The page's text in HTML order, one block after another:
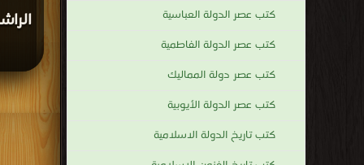
كتب عصر الدولة العباسية
كتب عصر الدولة الفاطمية
كتب عصر دولة المماليك
كتب عصر الدولة الأيوبية
كتب تاريخ الدولة الاسلامية